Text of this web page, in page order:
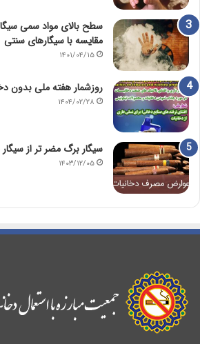
سطح بالای مواد سمی
مقایسه با سیگارهای سنتی
۱۴۰۱/۰۴/۱۵
روزشمار هفته ملی بدون دخانیات
۱۴۰۴/۰۲/۲۸
سیگار برگ مضر تر از
۱۴۰۳/۱۲/۰۵